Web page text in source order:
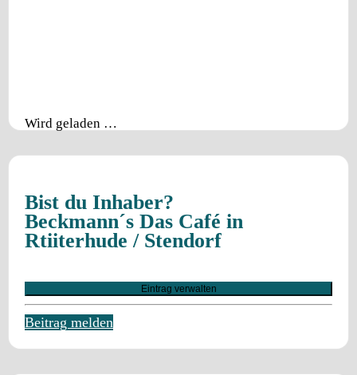
Wird geladen …
Bist du Inhaber?
Beckmann´s Das Café in
Rtiiterhude / Stendorf
Eintrag verwalten
Beitrag melden